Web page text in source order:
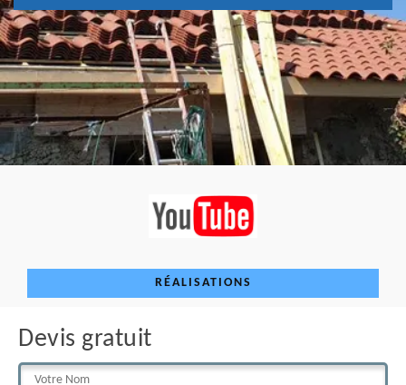
RÉALISATIONS
Devis gratuit